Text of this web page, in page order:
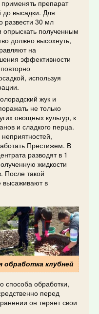
препарат
до высадки. Для
развести 30 мл
полученным
должно высохнуть,
на
эффективности
используя
жук и
не только
овощных культур, к
и сладкого перца.
Престижем. В
разводят в 1
жидкости
После такой
высаживают в
обработка клубней
способа обработки,
перед
он теряет свои